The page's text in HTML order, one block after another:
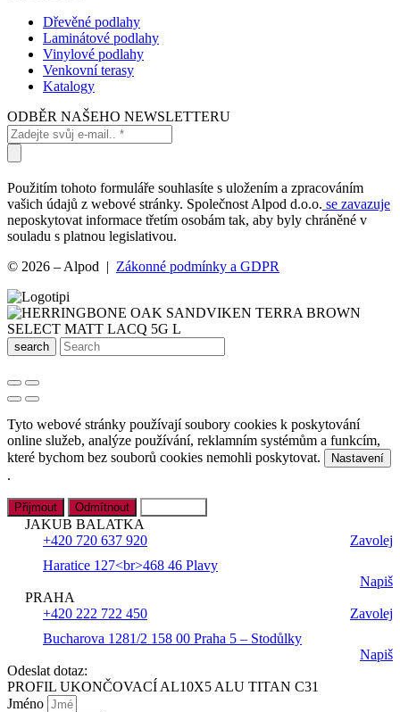
Dřevěné podlahy
Laminátové podlahy
Vinylové podlahy
Venkovní terasy
Katalogy
ODBĚR NAŠEHO NEWSLETTERU
Použitím tohoto formuláře souhlasíte s uložením a zpracováním
vašich údajů z webové stránky. Společnost Alpod d.o.o. se zavazuje
neposkytovat informace třetím osobám tak, aby byly chráněné v
souladu s platnou legislativou.
© 2026 – Alpod | Zákonné podmínky a GDPR
search
Tyto webové stránky používají soubory cookies k poskytování
online služeb, analýze používání, reklamním systémům a funkcím,
které bychom bez souborů cookies nemohli poskytovat.
Nastavení
.
Přijmout Odmítnout
JAKUB BALATKA
+420 720 637 920
Zavolej
Haratice 127<br>468 46 Plavy
Napiš
PRAHA
+420 222 722 450
Zavolej
Bucharova 1281/2 158 00 Praha 5 – Stodůlky
Napiš
Odeslat dotaz:
PROFIL UKONČOVACÍ AL10X5 ALU TITAN C31
Jméno